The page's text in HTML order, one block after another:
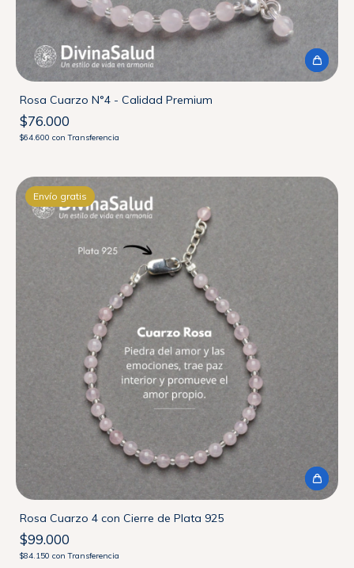
Rosa Cuarzo N°4 - Calidad Premium
$76.000
$64.600 con Transferencia
Envío gratis
Rosa Cuarzo 4 con Cierre de Plata 925
$99.000
$84.150 con Transferencia